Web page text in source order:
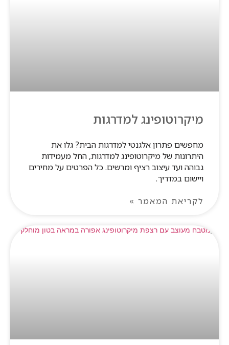
מיקרוטופינג למדרגות
מחפשים פתרון אלגנטי למדרגות הבית? גלו את
היתרונות של מיקרוטופינג למדרגות, החל מעמידות
גבוהה ועד עיצוב רציף ומרשים. כל הפרטים על מחירים
ויישום במדריך.
לקריאת המאמר »